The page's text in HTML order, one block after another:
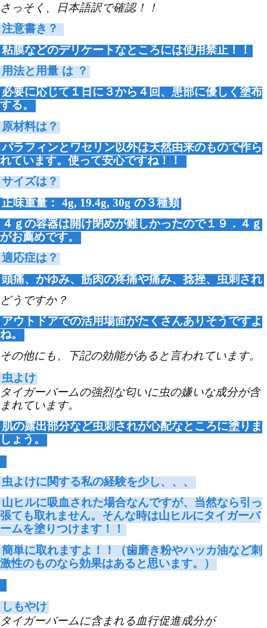
さっそく、日本語訳で確認！！
注意書き？
粘膜などのデリケートなところには使用禁止！！
用法と用量 は ？
必要に応じて１日に３から４回、患部に優しく塗布
する。
原材料は？
パラフィンとワセリン以外は天然由来のもので作ら
れています。使って安心ですね！！
サイズは？
正味重量：
4g, 19.4g, 30g の３種類
４ｇの容器は開け閉めが難しかったので１９．４ｇ
がお薦めです。
適応症は？
頭痛、かゆみ、筋肉の疼痛や痛み、捻挫、虫刺され
どうですか？
アウトドアでの活用場面がたくさんありそうですよ
ね。
その他にも、下記の効能があると言われています。
虫よけ
タイガーバームの強烈な匂いに虫の嫌いな成分が含
まれています。
肌の露出部分など虫刺されが心配なところに塗りま
しょう。
虫よけに関する私の経験を少し、、、
山ヒルに吸血された場合なんですが、当然なら引っ
張ても取れません。そんな時は山ヒルにタイガーバ
ームを塗りつけます！！
簡単に取れますよ！！（歯磨き粉やハッカ油など刺
激性のものなら効果はあると思います。）
しもやけ
タイガーバームに含まれる血行促進成分が